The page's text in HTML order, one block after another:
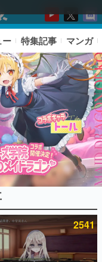
ー 特集記事 マンガ
2541